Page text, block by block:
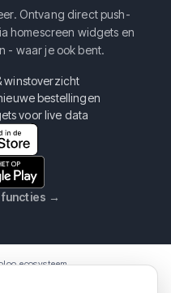
Ontvang direct push-
homescreen widgets en
- waar je ook bent.
winstoverzicht
bestellingen
voor live data
→
ecosysteem